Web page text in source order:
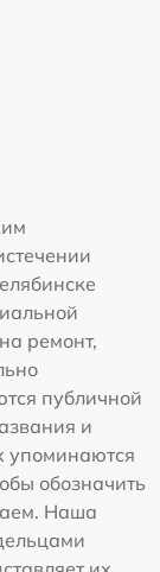
ремонт,
публичной
и
упоминаются
обозначить
Наша